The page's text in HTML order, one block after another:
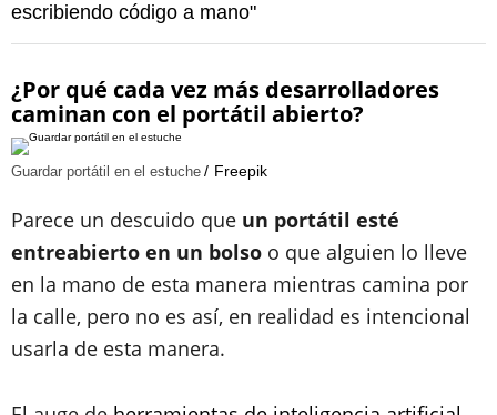
escribiendo código a mano"
¿Por qué cada vez más desarrolladores
caminan con el portátil abierto?
Guardar portátil en el estuche Freepik
Parece un descuido que un portátil esté
entreabierto en un bolso o que alguien lo lleve
en la mano de esta manera mientras camina por
la calle, pero no es así, en realidad es intencional
usarla de esta manera.